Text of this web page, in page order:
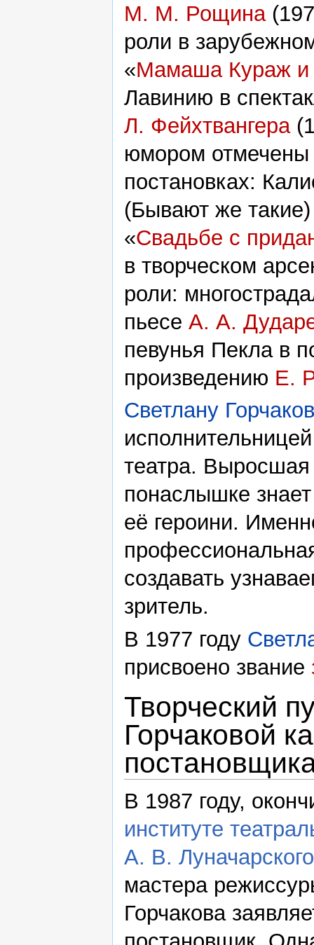
М. М. Рощина
роли в
«Мамаша Кураж и
Лавинию в
Л. Фейхтвангера
юмором отмечены
постановках:
(Бывают же
«Свадьбе с
в творческом
роли:
пьесе А. А.
певунья Пекла в
произведению Е.
Светлану
театра.
понаслышке
её героини.
создавать
зритель.
В 1977 году
присвоено звание
Творческий
Горчаковой
В 1987 году,
институте
А. В. Луначарского
мастера
Горчакова